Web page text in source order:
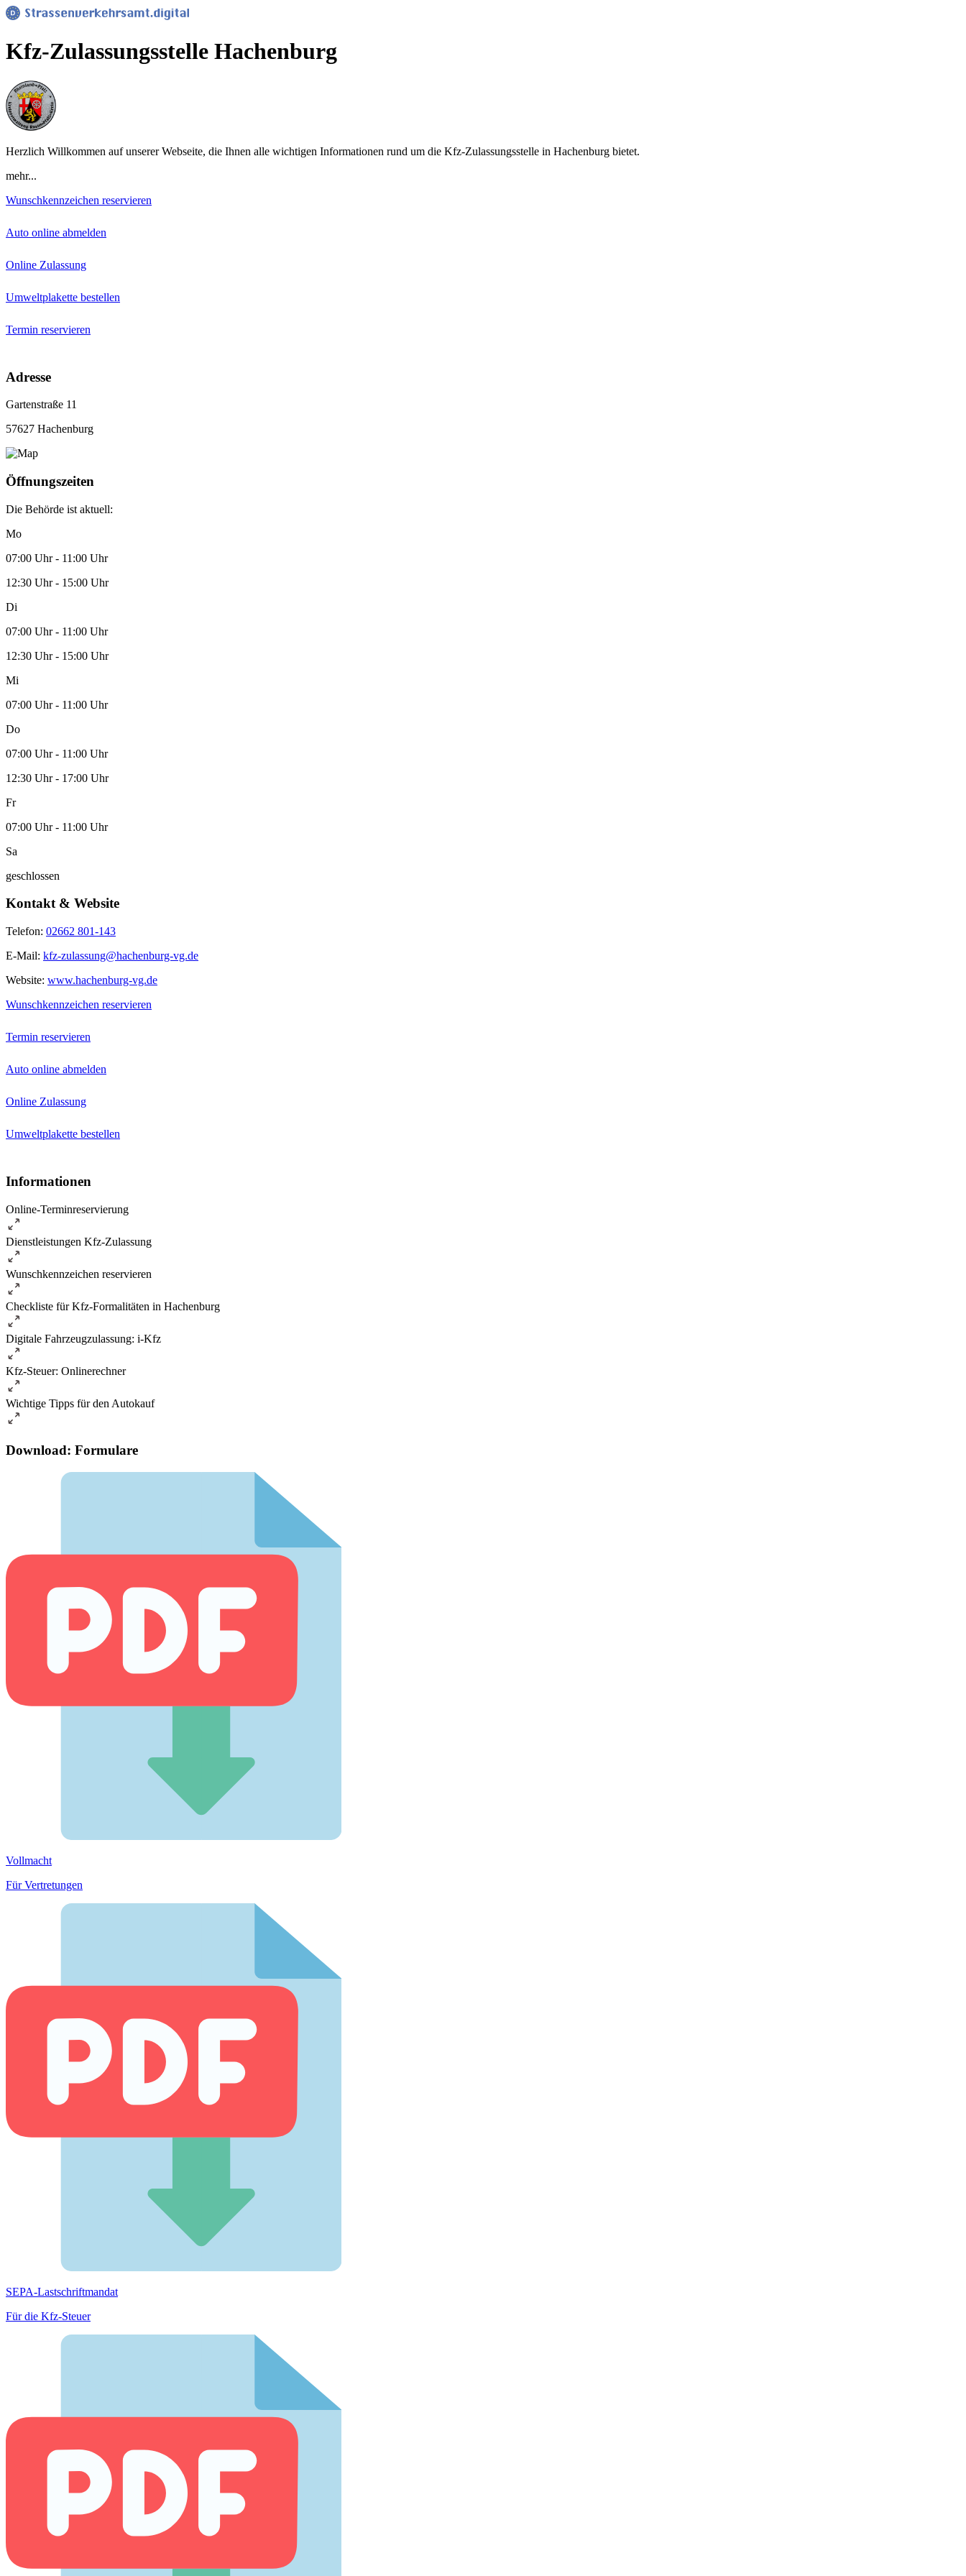
Kfz-Zulassungsstelle Hachenburg
Herzlich Willkommen auf unserer Webseite, die Ihnen alle wichtigen Informationen rund um die Kfz-Zulassungsstelle in Hachenburg bietet.
mehr...
Wunschkennzeichen reservieren
Auto online abmelden
Online Zulassung
Umweltplakette bestellen
Termin reservieren
Adresse
Gartenstraße 11
57627 Hachenburg
Öffnungszeiten
Die Behörde ist aktuell:
Mo
07:00 Uhr - 11:00 Uhr
12:30 Uhr - 15:00 Uhr
Di
07:00 Uhr - 11:00 Uhr
12:30 Uhr - 15:00 Uhr
Mi
07:00 Uhr - 11:00 Uhr
Do
07:00 Uhr - 11:00 Uhr
12:30 Uhr - 17:00 Uhr
Fr
07:00 Uhr - 11:00 Uhr
Sa
geschlossen
Kontakt & Website
Telefon: 02662 801-143
E-Mail: kfz-zulassung@hachenburg-vg.de
Website: www.hachenburg-vg.de
Wunschkennzeichen reservieren
Termin reservieren
Auto online abmelden
Online Zulassung
Umweltplakette bestellen
Informationen
Online-Terminreservierung
Dienstleistungen Kfz-Zulassung
Wunschkennzeichen reservieren
Checkliste für Kfz-Formalitäten in Hachenburg
Digitale Fahrzeugzulassung: i-Kfz
Kfz-Steuer: Onlinerechner
Wichtige Tipps für den Autokauf
Download: Formulare
Vollmacht
Für Vertretungen
SEPA-Lastschriftmandat
Für die Kfz-Steuer